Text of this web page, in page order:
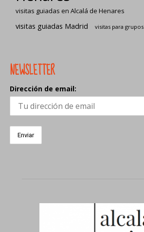
visitas guiadas en Alcalá de Henares
visitas guiadas Madrid visitas para grupos
NEWSLETTER
Dirección de email: